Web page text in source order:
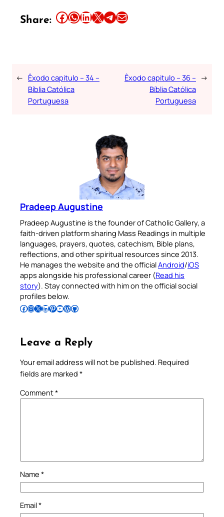
Share: Share this article on Facebook Share this article on WhatsApp Share this article on LinkedIn Share this article on X Share this article on TelegramEmail this Article
← Êxodo capitulo – 34 –
Bíblia Católica
Portuguesa
Êxodo capitulo – 36 –
Bíblia Católica
Portuguesa
→
Pradeep Augustine
Pradeep Augustine is the founder of Catholic Gallery, a
faith-driven platform sharing Mass Readings in multiple
languages, prayers, quotes, catechism, Bible plans,
reflections, and other spiritual resources since 2013.
He manages the website and the officialAndroid/iOS
apps alongside his professional career (Read his
story). Stay connected with him on the official social
profiles below.
Follow Pradeep on Facebook Follow Pradeep on InstagramFollow Pradeep on X Follow Pradeep on LinkedIn Follow Pradeep on Pinterest Subscribe to Pradeep’s Youtube Channel Follow Pradeep on WordPress Follow Pradeep on GitHub
Leave a Reply
Your email address will not be published. Required
fields are marked *
Comment*
Name *
Email*